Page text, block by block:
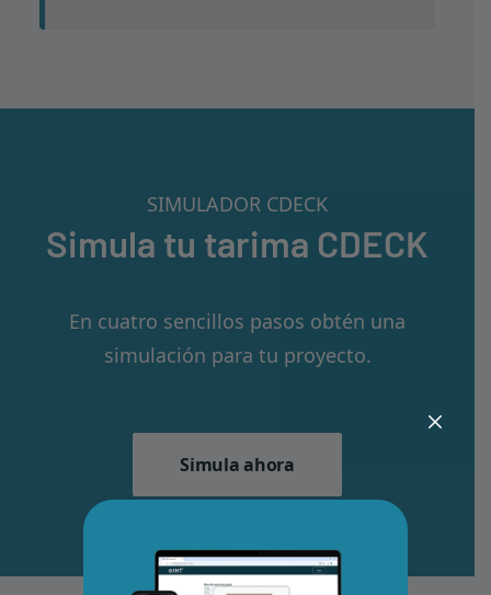
SIMULADOR CDECK
Simula tu tarima CDECK
En cuatro sencillos pasos obtén una
simulación para tu proyecto.
Simula ahora